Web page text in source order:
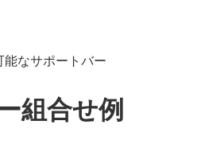
能なサポートバー
組合せ例